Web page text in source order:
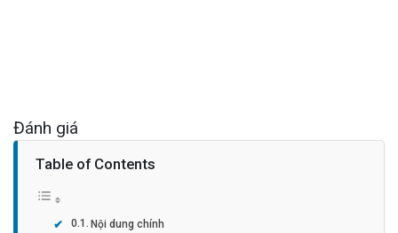
Đánh giá
Table of Contents
Nội dung chính